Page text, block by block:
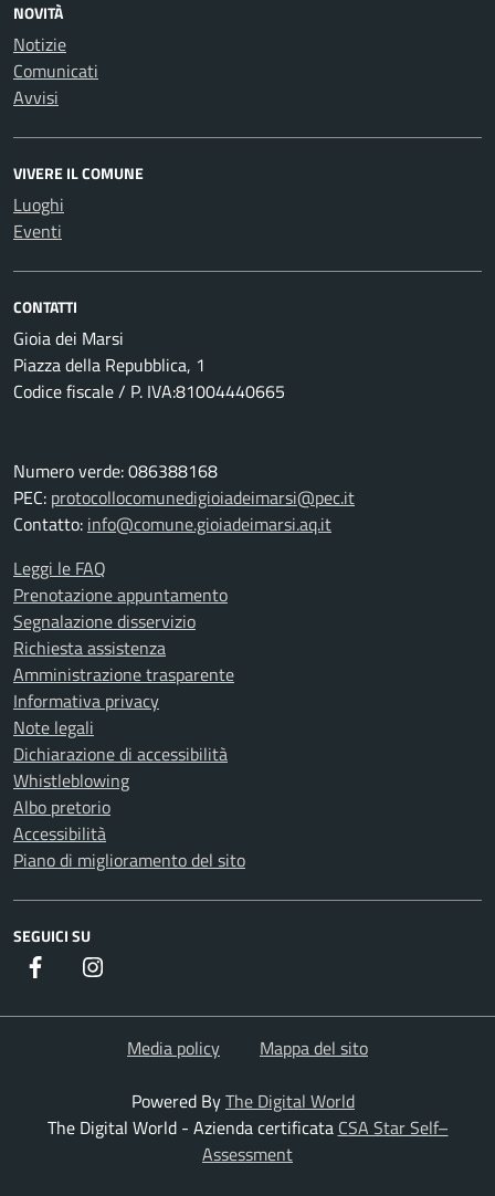
NOVITÀ
Notizie
Comunicati
Avvisi
VIVERE IL COMUNE
Luoghi
Eventi
CONTATTI
Gioia dei Marsi
Piazza della Repubblica, 1
Codice fiscale / P. IVA:81004440665
Numero verde: 086388168
PEC: protocollocomunedigioiadeimarsi@pec.it
Contatto: info@comune.gioiadeimarsi.aq.it
Leggi le FAQ
Prenotazione appuntamento
Segnalazione disservizio
Richiesta assistenza
Amministrazione trasparente
Informativa privacy
Note legali
Dichiarazione di accessibilità
Whistleblowing
Albo pretorio
Accessibilità
Piano di miglioramento del sito
SEGUICI SU
Facebook
Media policy
Mappa del sito
Powered ByThe Digital World
The Digital World - Azienda certificata CSA Star Self–
Assessment